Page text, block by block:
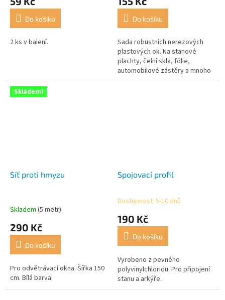
Do košíku
2 ks v balení.
Do košíku
Sada robustních nerezových
plastových ok. Na stanové
plachty, čelní skla, fólie,
automobilové zástěry a mnoho
dalšího. Pro uchycení stačí úder
Skladem!
Síť proti hmyzu
Skladem (5 metr)
290 Kč
Do košíku
Pro odvětrávací okna. Šířka 150
cm. Bílá barva.
Spojovací profil
Průměrné
produktu
5,0
5
hvězdiček.
Dostupnost: 5-10 dnů
190 Kč
Do košíku
Vyrobeno z pevného
polyvinylchloridu. Pro připojení
stanu a arkýře.